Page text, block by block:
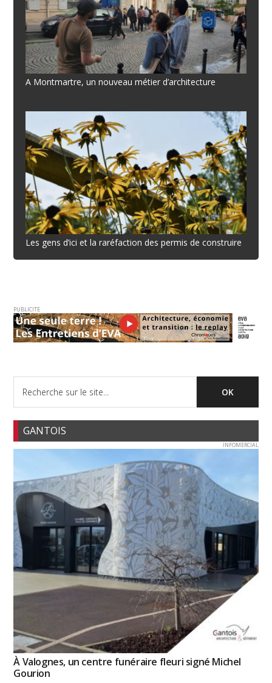
A Montmartre, un nouveau métier d’architecture
Les gens d’ici et la raréfaction des permis de construire
PUBLICITE
GANTOIS
INFOMERCIAL
À Valognes, un centre funéraire fleuri signé Michel
Gourion